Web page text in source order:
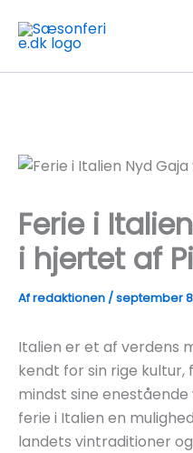
indholdet
Ferie i
i hjertet af
Afredaktionen /september
Italien er et af verdens
kendt for sin rige kultur,
mindst sine enestående
ferie i Italien en
landets vintraditioner